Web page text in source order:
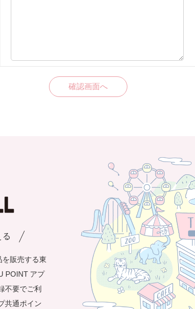
を販売する東
POINT アプ
不要でご利
共通ポイン